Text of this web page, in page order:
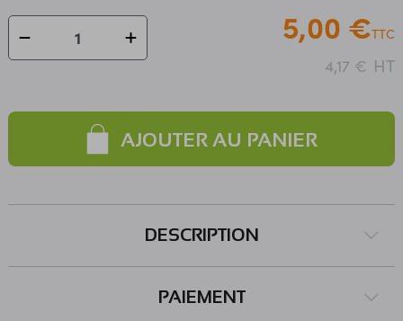
5,00 €TTC
4,17 € HT
AJOUTER AU PANIER
DESCRIPTION
PAIEMENT